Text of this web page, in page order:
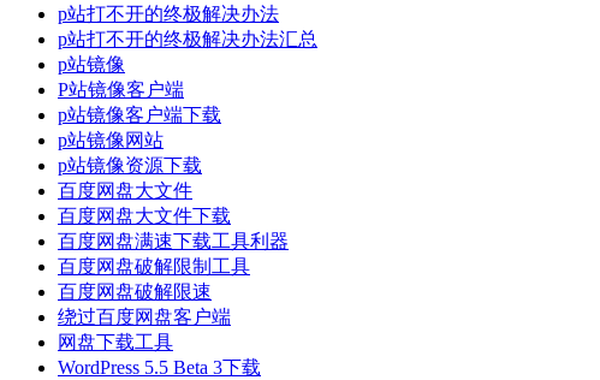
p站打不开的终极解决办法
p站打不开的终极解决办法汇总
p站镜像
P站镜像客户端
p站镜像客户端下载
p站镜像网站
p站镜像资源下载
百度网盘大文件
百度网盘大文件下载
百度网盘满速下载工具利器
百度网盘破解限制工具
百度网盘破解限速
绕过百度网盘客户端
网盘下载工具
WordPress 5.5 Beta 3下载